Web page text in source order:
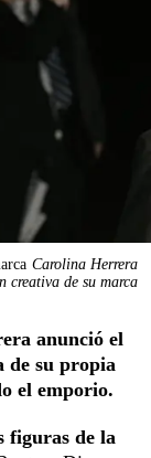
Carolina Herrera
creativa de su marca
anunció el
de su propia
el emporio.
figuras de la